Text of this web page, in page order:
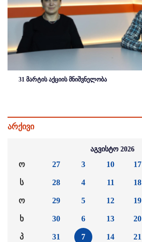
31 მარტის აქციის მნიშვნელობა
არქივი
აგვისტო 2026
ო
ს
ო
ხ
პ
27
28
29
30
31
3
4
5
6
7
10
11
12
13
14
17
18
19
20
21